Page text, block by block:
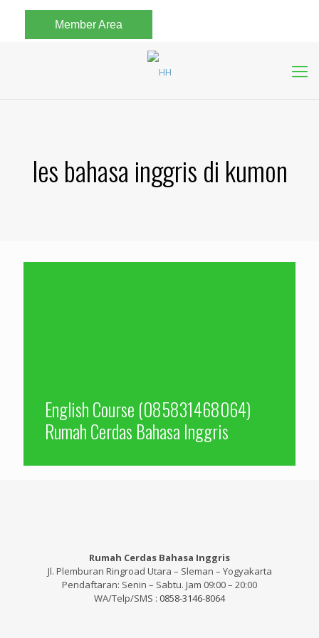
Member Area
les bahasa inggris di kumon
English Course (085831468064)
Rumah Cerdas Bahasa Inggris
Rumah Cerdas Bahasa Inggris
Jl. Plemburan Ringroad Utara – Sleman – Yogyakarta
Pendaftaran: Senin – Sabtu. Jam 09:00 – 20:00
WA/Telp/SMS : 0858-3146-8064